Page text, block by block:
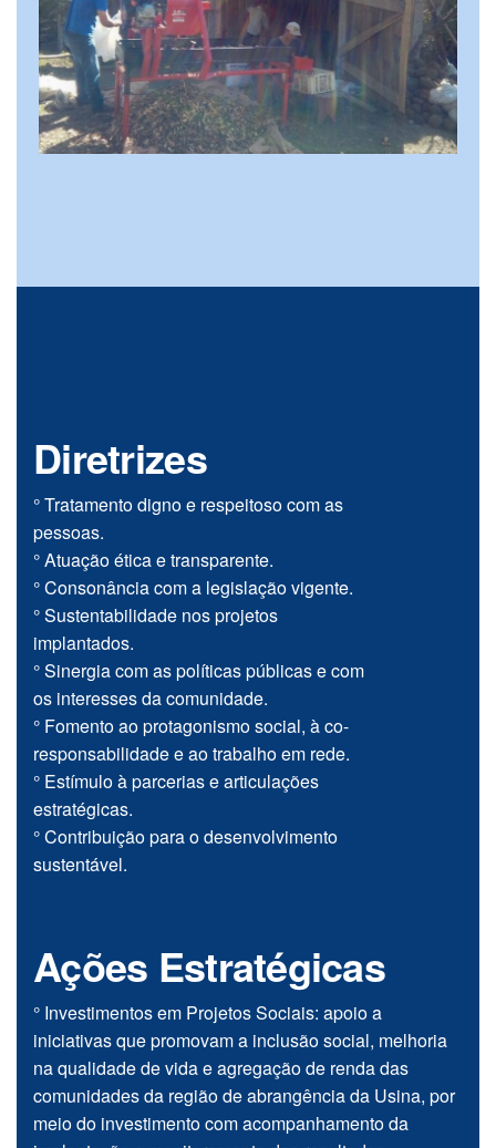
Diretrizes
° Tratamento digno e respeitoso com as
pessoas.
° Atuação ética e transparente.
° Consonância com a legislação vigente.
° Sustentabilidade nos projetos
implantados.
° Sinergia com as políticas públicas e com
os interesses da comunidade.
° Fomento ao protagonismo social, à co-
responsabilidade e ao trabalho em rede.
° Estímulo à parcerias e articulações
estratégicas.
° Contribuição para o desenvolvimento
sustentável.
Ações Estratégicas
° Investimentos em Projetos Sociais: apoio a
iniciativas que promovam a inclusão social, melhoria
na qualidade de vida e agregação de renda das
comunidades da região de abrangência da Usina, por
meio do investimento com acompanhamento da